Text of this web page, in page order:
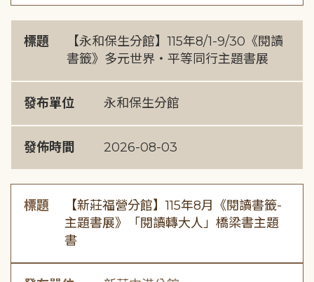
標題
【永和保生分館】115年8/1-9/30《閱讀
書籤》多元世界・平等同行主題書展
發布單位 永和保生分館
發佈時間 2026-08-03
標題
【新莊福營分館】115年8月《閱讀書籤-
主題書展》「閱讀轉大人」橋梁書主題
書